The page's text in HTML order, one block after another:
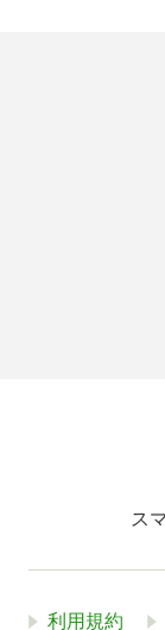
ス
利用規約